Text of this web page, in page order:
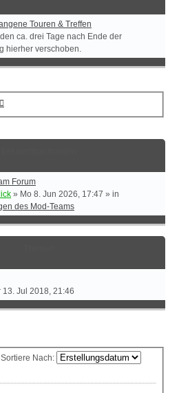
Touren & Treffen
ca. drei Tage nach Ende der
hierher verschoben.
Forum
» Mo 8. Jun 2026, 17:47 » in
des Mod-Teams
13. Jul 2018, 21:46
Sortiere Nach: